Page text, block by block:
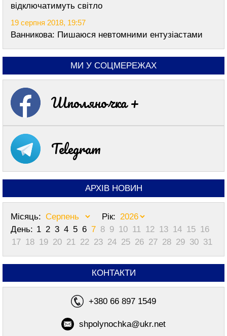
відключатимуть світло
19 серпня 2018, 19:57
Ванникова: Пишаюся невтомними ентузіастами
МИ У СОЦМЕРЕЖАХ
Шполяночка +
Telegram
АРХІВ НОВИН
Місяць:
Рік:
День: 1 2 3 4 5 6 7 8 9 10 11 12 13 14 15 16
17 18 19 20 21 22 23 24 25 26 27 28 29 30 31
КОНТАКТИ
+380 66 897 1549
shpolynochka@ukr.net